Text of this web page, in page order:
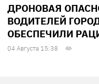
ДРОНОВАЯ
ВОДИТЕЛЕЙ
ОБЕСПЕЧИЛИ
04 Августа 15:38